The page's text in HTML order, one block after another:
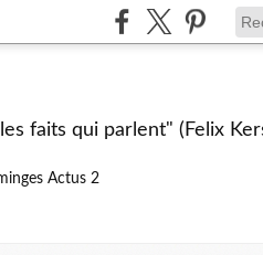
faits qui parlent" (Felix
Actus 2